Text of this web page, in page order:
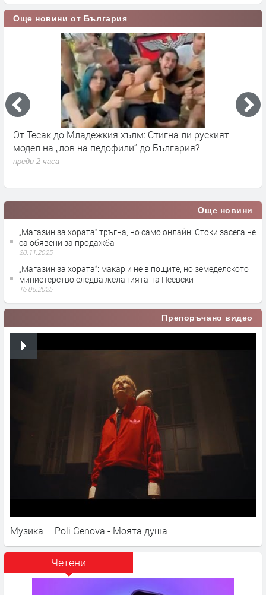
Още новини от България
От запад идват облаци и дъжд за кратко
преди 12 часа
Още новини
„Магазин за хората“ тръгна, но само онлайн. Стоки засега не
са обявени за продажба
20.11.2025
„Магазин за хората“: макар и не в пощите, но земеделското
министерство следва желанията на Пеевски
16.05.2025
Препоръчано видео
Музика – Poli Genova - Моята душа
Четени